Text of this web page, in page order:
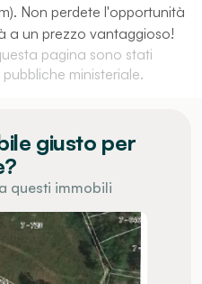
Non perdete l'opportunità
a un prezzo vantaggioso!
pagina sono stati
ministeriale.
giusto per
questi immobili